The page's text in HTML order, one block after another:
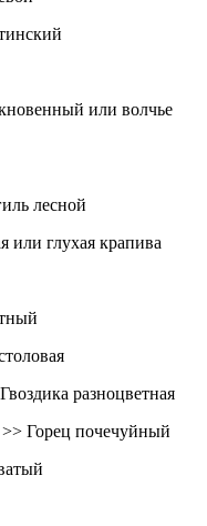
или волчье
лесной
или глухая крапива
разноцветная
Горец почечуйный